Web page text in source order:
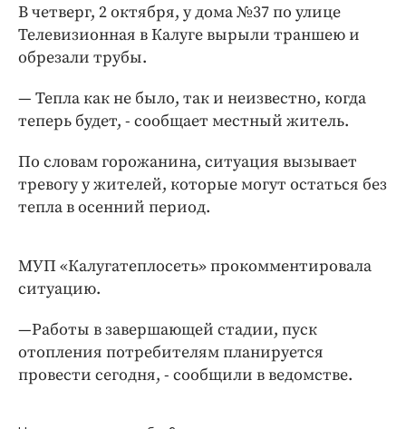
Экономика и бизнес
ПРОЕКТЫ
Блоги
Издания
Интересное чтиво
Клиника года
Работодатель года
В четверг, 2 октября, у дома №37 по улице
Телевизионная в Калуге вырыли траншею и
обрезали трубы.
— Тепла как не было, так и неизвестно, когда
теперь будет, - сообщает местный житель.
По словам горожанина, ситуация вызывает
тревогу у жителей, которые могут остаться без
тепла в осенний период.
МУП «Калугатеплосеть» прокомментировала
ситуацию.
—Работы в завершающей стадии, пуск
отопления потребителям планируется
провести сегодня, - сообщили в ведомстве.